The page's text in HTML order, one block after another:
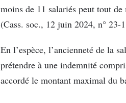
moins de 11 salariés peut tout
(Cass. soc., 12 juin 2024, n° 23-
En l’espèce, l’ancienneté de la
prétendre à une indemnité
accordé le montant maximal du